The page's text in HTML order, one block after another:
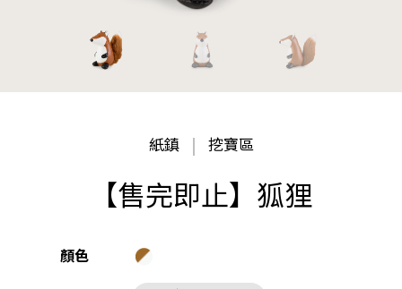
紙鎮 挖寶區
【售完即止】狐狸
顏色